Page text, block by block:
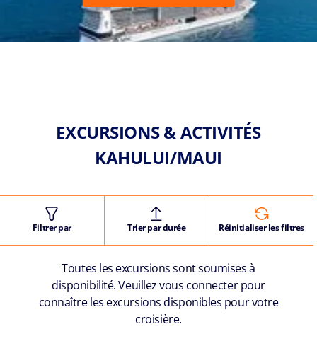
EXCURSIONS & ACTIVITÉS
KAHULUI/MAUI
Filtrer par Trier par durée Réinitialiser les filtres
Toutes les excursions sont soumises à
disponibilité. Veuillez vous connecter pour
connaître les excursions disponibles pour votre
croisière.